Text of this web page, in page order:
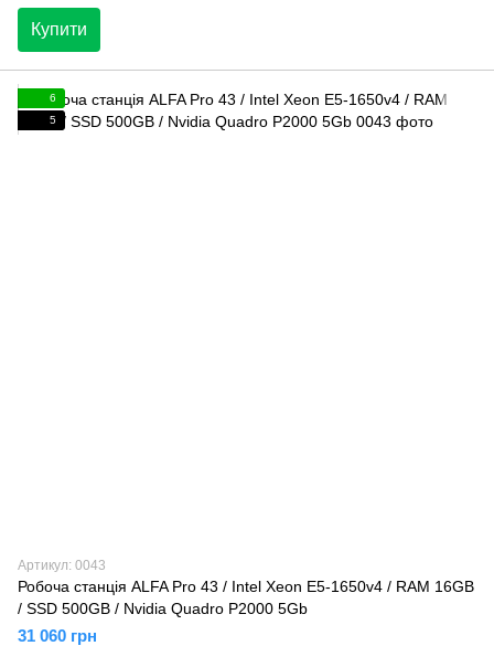
Купити
6
5
Артикул: 0043
Робоча станція ALFA Pro 43 / Intel Xeon E5-1650v4 / RAM 16GB
/ SSD 500GB / Nvidia Quadro P2000 5Gb
31 060 грн